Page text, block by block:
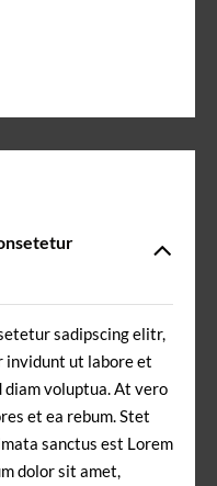
sadipscing elitr,
invidunt ut labore et
diam voluptua. At vero
et ea rebum. Stet
sanctus est Lorem
dolor sit amet,